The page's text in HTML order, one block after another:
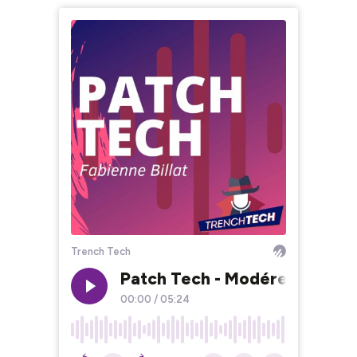
Trench Tech
Patch Tech - Modérer le Web
00:00 / 05:24